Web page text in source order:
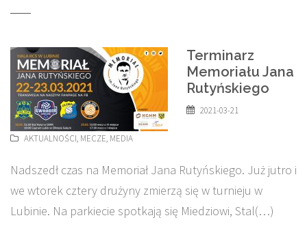
Terminarz
Memoriału Jana
Rutyńskiego
2021-03-21
AKTUALNOŚCI, MECZE, MEDIA
Nadszedł czas na Memoriał Jana Rutyńskiego. Już jutro i
we wtorek cztery drużyny zmierzą się w turnieju w
Lubinie. Na parkiecie spotkają się Miedziowi, Stal(…)